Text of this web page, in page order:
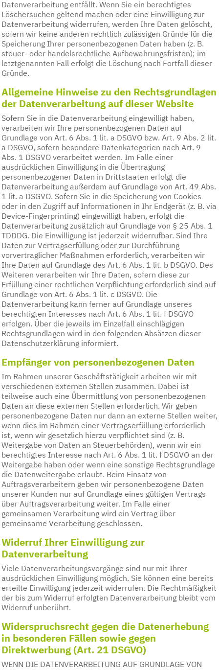
Datenverarbeitung entfällt. Wenn Sie ein berechtigtes
Löschersuchen geltend machen oder eine Einwilligung zur
Datenverarbeitung widerrufen, werden Ihre Daten gelöscht,
sofern wir keine anderen rechtlich zulässigen Gründe für die
Speicherung Ihrer personenbezogenen Daten haben (z. B.
steuer- oder handelsrechtliche Aufbewahrungsfristen); im
letztgenannten Fall erfolgt die Löschung nach Fortfall dieser
Gründe.
Allgemeine Hinweise zu den Rechtsgrundlagen
der Datenverarbeitung auf dieser Website
Sofern Sie in die Datenverarbeitung eingewilligt haben,
verarbeiten wir Ihre personenbezogenen Daten auf
Grundlage von Art. 6 Abs. 1 lit. a DSGVO bzw. Art. 9 Abs. 2 lit.
a DSGVO, sofern besondere Datenkategorien nach Art. 9
Abs. 1 DSGVO verarbeitet werden. Im Falle einer
ausdrücklichen Einwilligung in die Übertragung
personenbezogener Daten in Drittstaaten erfolgt die
Datenverarbeitung außerdem auf Grundlage von Art. 49 Abs.
1 lit. a DSGVO. Sofern Sie in die Speicherung von Cookies
oder in den Zugriff auf Informationen in Ihr Endgerät (z. B. via
Device-Fingerprinting) eingewilligt haben, erfolgt die
Datenverarbeitung zusätzlich auf Grundlage von § 25 Abs. 1
TDDDG. Die Einwilligung ist jederzeit widerrufbar. Sind Ihre
Daten zur Vertragserfüllung oder zur Durchführung
vorvertraglicher Maßnahmen erforderlich, verarbeiten wir
Ihre Daten auf Grundlage des Art. 6 Abs. 1 lit. b DSGVO. Des
Weiteren verarbeiten wir Ihre Daten, sofern diese zur
Erfüllung einer rechtlichen Verpflichtung erforderlich sind auf
Grundlage von Art. 6 Abs. 1 lit. c DSGVO. Die
Datenverarbeitung kann ferner auf Grundlage unseres
berechtigten Interesses nach Art. 6 Abs. 1 lit. f DSGVO
erfolgen. Über die jeweils im Einzelfall einschlägigen
Rechtsgrundlagen wird in den folgenden Absätzen dieser
Datenschutzerklärung informiert.
Empfänger von personenbezogenen Daten
Im Rahmen unserer Geschäftstätigkeit arbeiten wir mit
verschiedenen externen Stellen zusammen. Dabei ist
teilweise auch eine Übermittlung von personenbezogenen
Daten an diese externen Stellen erforderlich. Wir geben
personenbezogene Daten nur dann an externe Stellen weiter,
wenn dies im Rahmen einer Vertragserfüllung erforderlich
ist, wenn wir gesetzlich hierzu verpflichtet sind (z. B.
Weitergabe von Daten an Steuerbehörden), wenn wir ein
berechtigtes Interesse nach Art. 6 Abs. 1 lit. f DSGVO an der
Weitergabe haben oder wenn eine sonstige Rechtsgrundlage
die Datenweitergabe erlaubt. Beim Einsatz von
Auftragsverarbeitern geben wir personenbezogene Daten
unserer Kunden nur auf Grundlage eines gültigen Vertrags
über Auftragsverarbeitung weiter. Im Falle einer
gemeinsamen Verarbeitung wird ein Vertrag über
gemeinsame Verarbeitung geschlossen.
Widerruf Ihrer Einwilligung zur
Datenverarbeitung
Viele Datenverarbeitungsvorgänge sind nur mit Ihrer
ausdrücklichen Einwilligung möglich. Sie können eine bereits
erteilte Einwilligung jederzeit widerrufen. Die Rechtmäßigkeit
der bis zum Widerruf erfolgten Datenverarbeitung bleibt vom
Widerruf unberührt.
Widerspruchsrecht gegen die Datenerhebung
in besonderen Fällen sowie gegen
Direktwerbung (Art. 21 DSGVO)
WENN DIE DATENVERARBEITUNG AUF GRUNDLAGE VON